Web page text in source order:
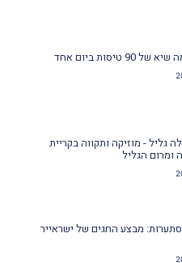
טיסות ביום אחד
גליל - מוזיקה ותקווה בקריית
ומרום הגליל
מבצע החגים של ישראייר